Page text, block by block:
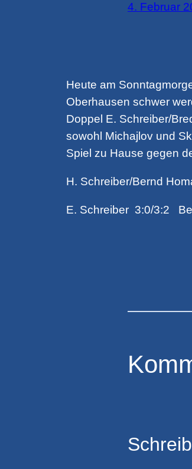
4. Februar
Heute am
Oberhausen schwer
Doppel E. Schreiber/
sowohl Michajlov und
Spiel zu Hause gegen
H. Schreiber/Bernd
E. Schreiber 3:0/3:2